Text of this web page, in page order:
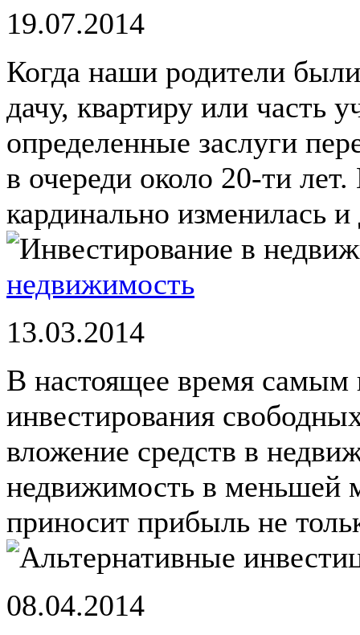
19.07.2014
Когда наши родители
дачу, квартиру или часть
определенные заслуги
в очереди около 20-ти
кардинально изменилась
недвижимость
13.03.2014
В настоящее время
инвестирования
вложение средств в
недвижимость в меньшей
приносит прибыль не
08.04.2014